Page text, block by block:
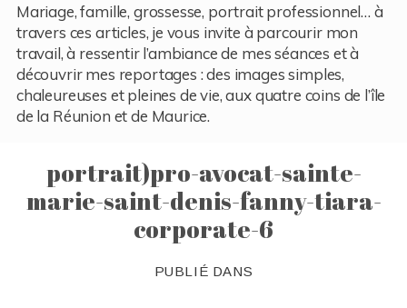
Mariage, famille, grossesse, portrait professionnel… à
travers ces articles, je vous invite à parcourir mon
travail, à ressentir l’ambiance de mes séances et à
découvrir mes reportages : des images simples,
chaleureuses et pleines de vie, aux quatre coins de l’île
de la Réunion et de Maurice.
portrait)pro-avocat-sainte-
marie-saint-denis-fanny-tiara-
corporate-6
PUBLIÉ DANS